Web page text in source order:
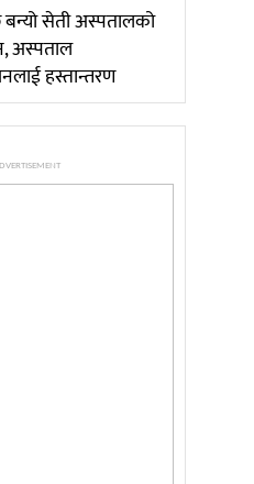
बन्यो सेती अस्पतालको
अस्पताल
हस्तान्तरण